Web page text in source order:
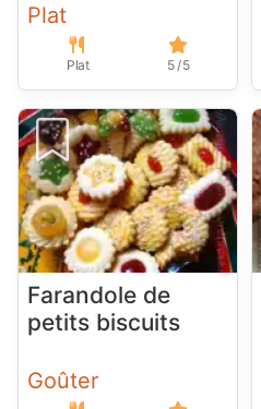
Plat
Plat 5 / 5
Farandole de
petits biscuits
Goûter